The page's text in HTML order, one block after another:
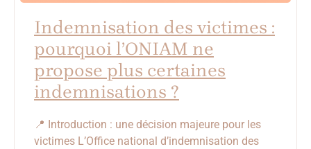
Indemnisation des victimes :
pourquoi l’ONIAM ne
propose plus certaines
indemnisations ?
📍 Introduction : une décision majeure pour les
victimes L’Office national d’indemnisation des